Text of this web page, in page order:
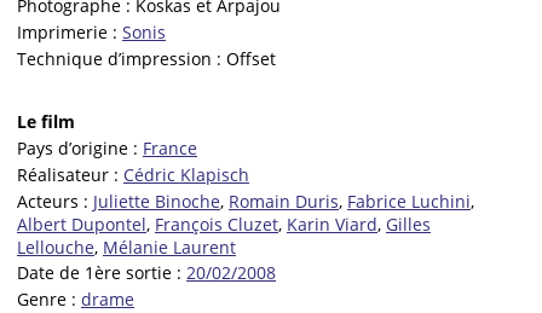
Photographe : Koskas et Arpajou
Imprimerie : Sonis
Technique d’impression : Offset
Le film
Pays d’origine : France
Réalisateur : Cédric Klapisch
Acteurs : Juliette Binoche, Romain Duris, Fabrice Luchini,
Albert Dupontel, François Cluzet, Karin Viard, Gilles
Lellouche, Mélanie Laurent
Date de 1ère sortie : 20/02/2008
Genre : drame